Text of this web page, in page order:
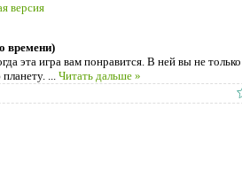
времени)
эта игра вам понравится. В ней вы не
Читать дальше »